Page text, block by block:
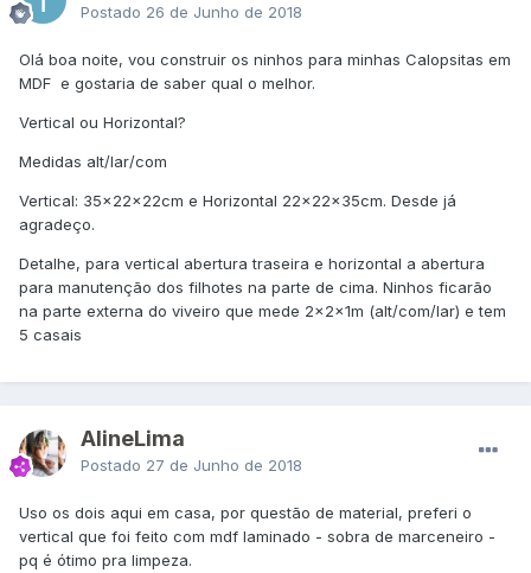
Postado 26 de Junho de 2018
Olá boa noite, vou construir os ninhos para minhas Calopsitas em
MDF e gostaria de saber qual o melhor.
Vertical ou Horizontal?
Medidas alt/lar/com
Vertical: 35x22x22cm e Horizontal 22x22x35cm. Desde já
agradeço.
Detalhe, para vertical abertura traseira e horizontal a abertura
para manutenção dos filhotes na parte de cima. Ninhos ficarão
na parte externa do viveiro que mede 2x2x1m (alt/com/lar) e tem
5 casais
AlineLima
Postado 27 de Junho de 2018
Uso os dois aqui em casa, por questão de material, preferi o
vertical que foi feito com mdf laminado - sobra de marceneiro -
pq é ótimo pra limpeza.